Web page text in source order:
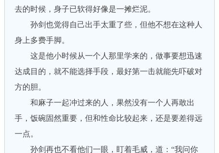
去的时候，身子已软得好像是一摊烂泥。
孙剑也觉得自己出手太重了些，但他不想在这种人
身上多费手脚。
这是他小时候从一个人那里学来的，做事要想迅速
达成目的，就不能选择手段，最好第一击就能先吓破对
方的胆。
和麻子一起冲过来的人，果然没有一个人再敢出
手，饭碗固然重要，但和性命比较起来，还是要差得远
一点。
孙剑再也不看他们一眼，盯着毛威，道：“我问你